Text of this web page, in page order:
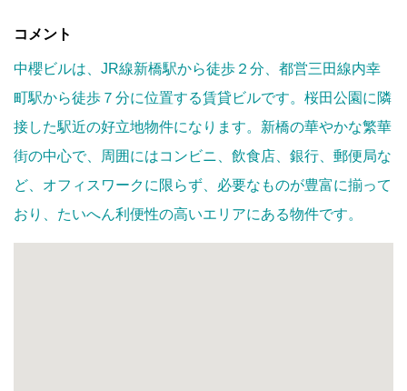
コメント
中櫻ビルは、JR線新橋駅から徒歩２分、都営三田線内幸
町駅から徒歩７分に位置する賃貸ビルです。桜田公園に隣
接した駅近の好立地物件になります。新橋の華やかな繁華
街の中心で、周囲にはコンビニ、飲食店、銀行、郵便局な
ど、オフィスワークに限らず、必要なものが豊富に揃って
おり、たいへん利便性の高いエリアにある物件です。